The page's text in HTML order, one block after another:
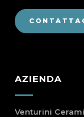
AZIENDA
Venturini